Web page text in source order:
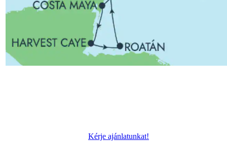
Kérje ajánlatunkat!